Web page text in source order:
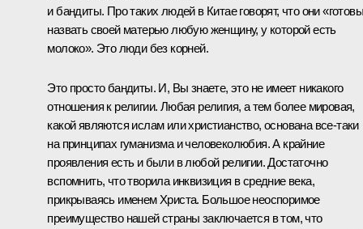
и бандиты. Про таких людей в Китае говорят, что они «готовы
назвать своей матерью любую женщину, у которой есть
молоко». Это люди без корней.
Это просто бандиты. И, Вы знаете, это не имеет никакого
отношения к религии. Любая религия, а тем более мировая,
какой являются ислам или христианство, основана все‑таки
на принципах гуманизма и человеколюбия. А крайние
проявления есть и были в любой религии. Достаточно
вспомнить, что творила инквизиция в средние века,
прикрываясь именем Христа. Большое неоспоримое
преимущество нашей страны заключается в том, что